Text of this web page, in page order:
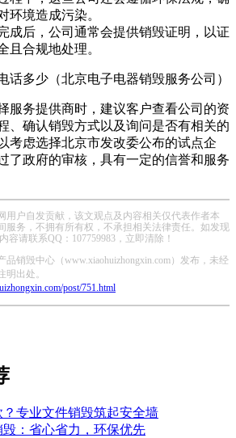
环境造成污染。
成后，公司通常会提供销毁证明，以证
且合规地处理。
服务提供商时，建议客户查看公司的资
、确认销毁方式以及询问是否有相关的
考虑选择北京市发改委公布的试点企
了政府的审核，具有一定的信誉和服务
用户自发贡献，该文观点及内容相关仅代表作者本
服务，不拥有所有权，不承担相关法律责任。如发现
容请联系QQ：107759983，立即清除！
销毁中心（www.xiaohuizhongxin.com）发布，未经
明出处。
post/751.html
专业文件销毁筑起安全墙
：省心省力，环保优先